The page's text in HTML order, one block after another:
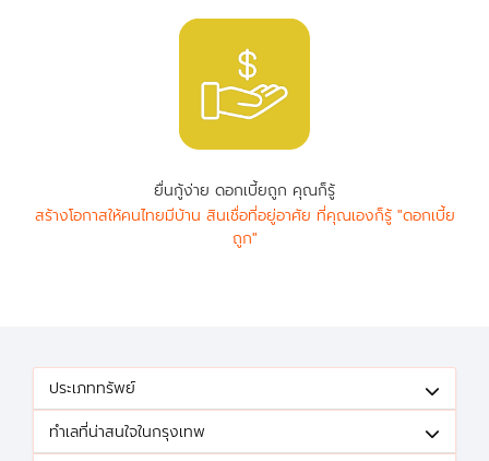
ยื่นกู้ง่าย ดอกเบี้ยถูก คุณก็รู้
สร้างโอกาสให้คนไทยมีบ้าน สินเชื่อที่อยู่อาศัย ที่คุณเองก็รู้ "ดอกเบี้ย
ถูก"
ประเภททรัพย์
ทำเลที่น่าสนใจในกรุงเทพ